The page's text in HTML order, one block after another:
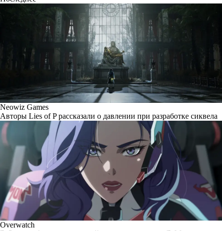
Neowiz Games
Авторы Lies of P рассказали о давлении при разработке сиквела
Overwatch